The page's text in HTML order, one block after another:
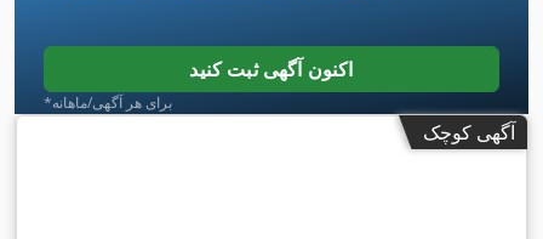
اکنون آگهی ثبت کنید
*برای هر آگهی/ماهانه
آگهی کوچک